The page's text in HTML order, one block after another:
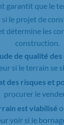
garantit que le
si le projet de
détermine les
construction.
de qualité des
si le terrain se
des risques et
procurer le
est viabilisé
voir si le